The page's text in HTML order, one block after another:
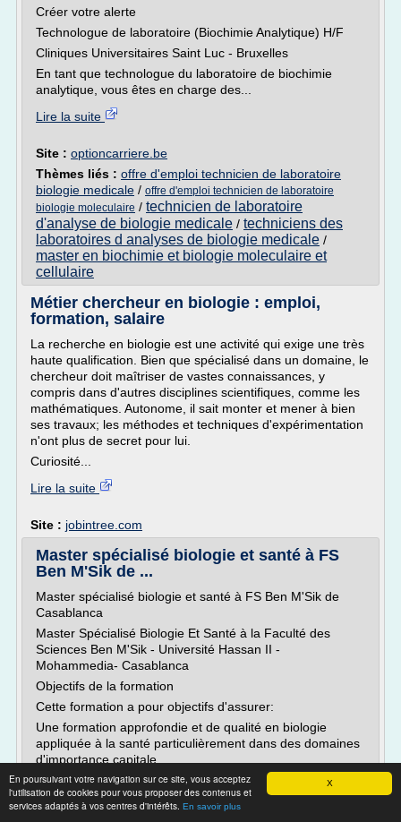
X
En poursuivant votre navigation sur ce site, vous acceptez
l'utilisation de cookies pour vous proposer des contenus et
services adaptés à vos centres d'intérêts. En savoir plus
Créer votre alerte
Technologue de laboratoire (Biochimie Analytique) H/F
Cliniques Universitaires Saint Luc - Bruxelles
En tant que technologue du laboratoire de biochimie
analytique, vous êtes en charge des...
Lire la suite
Site : optioncarriere.be
Thèmes liés : offre d'emploi technicien de laboratoire
biologie medicale / offre d'emploi technicien de laboratoire
biologie moleculaire / technicien de laboratoire
d'analyse de biologie medicale / techniciens des
laboratoires d analyses de biologie medicale /
master en biochimie et biologie moleculaire et
cellulaire
Métier chercheur en biologie : emploi,
formation, salaire
La recherche en biologie est une activité qui exige une très
haute qualification. Bien que spécialisé dans un domaine, le
chercheur doit maîtriser de vastes connaissances, y
compris dans d'autres disciplines scientifiques, comme les
mathématiques. Autonome, il sait monter et mener à bien
ses travaux; les méthodes et techniques d'expérimentation
n'ont plus de secret pour lui.
Curiosité...
Lire la suite
Site : jobintree.com
Master spécialisé biologie et santé à FS
Ben M'Sik de ...
Master spécialisé biologie et santé à FS Ben M'Sik de
Casablanca
Master Spécialisé Biologie Et Santé à la Faculté des
Sciences Ben M'Sik - Université Hassan II -
Mohammedia- Casablanca
Objectifs de la formation
Cette formation a pour objectifs d'assurer:
Une formation approfondie et de qualité en biologie
appliquée à la santé particulièrement dans des domaines
d'importance capitale...
Lire la suite